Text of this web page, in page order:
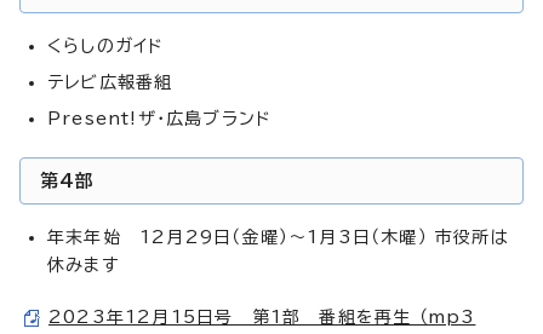
くらしのガイド
テレビ広報番組
Present!ザ・広島ブランド
第4部
年末年始 12月29日（金曜）～1月3日（木曜） 市役所は
休みます
2023年12月15日号 第1部 番組を再生 （mp3